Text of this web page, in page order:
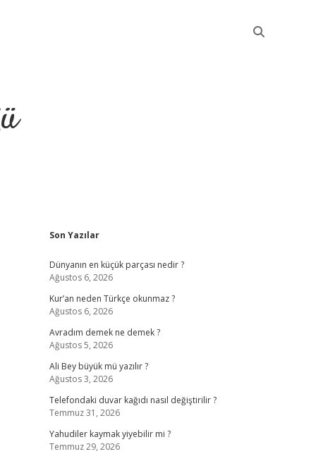
Sidebar
Son Yazılar
Dünyanın en küçük parçası nedir ?
Ağustos 6, 2026
Kur’an neden Türkçe okunmaz ?
Ağustos 6, 2026
Avradım demek ne demek ?
Ağustos 5, 2026
Ali Bey büyük mü yazılır ?
Ağustos 3, 2026
Telefondaki duvar kağıdı nasıl değiştirilir ?
Temmuz 31, 2026
Yahudiler kaymak yiyebilir mi ?
Temmuz 29, 2026